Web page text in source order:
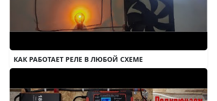
КАК РАБОТАЕТ РЕЛЕ В ЛЮБОЙ СХЕМЕ